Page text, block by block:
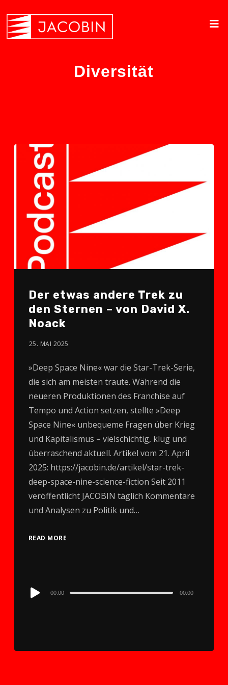
Diversität
Der etwas andere Trek zu
den Sternen – von David X.
Noack
25. MAI 2025
»Deep Space Nine« war die Star-Trek-Serie,
die sich am meisten traute. Während die
neueren Produktionen des Franchise auf
Tempo und Action setzen, stellte »Deep
Space Nine« unbequeme Fragen über Krieg
und Kapitalismus – vielschichtig, klug und
überraschend aktuell. Artikel vom 21. April
2025: https://jacobin.de/artikel/star-trek-
deep-space-nine-science-fiction Seit 2011
veröffentlicht JACOBIN täglich Kommentare
und Analysen zu Politik und…
READ MORE
Audio
00:00 00:00